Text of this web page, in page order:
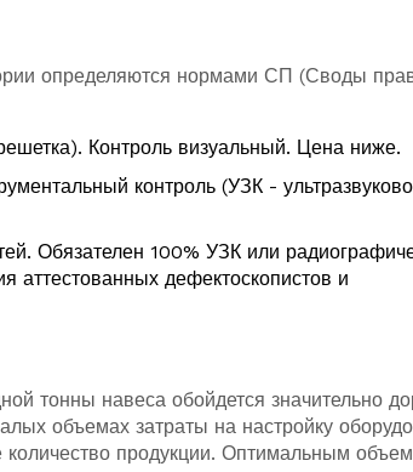
определяются нормами СП (Своды
Контроль визуальный. Цена ниже.
контроль (УЗК -
Обязателен 100% УЗК или
аттестованных дефектоскопистов и
тонны навеса обойдется значительно
объемах затраты на настройку
продукции. Оптимальным